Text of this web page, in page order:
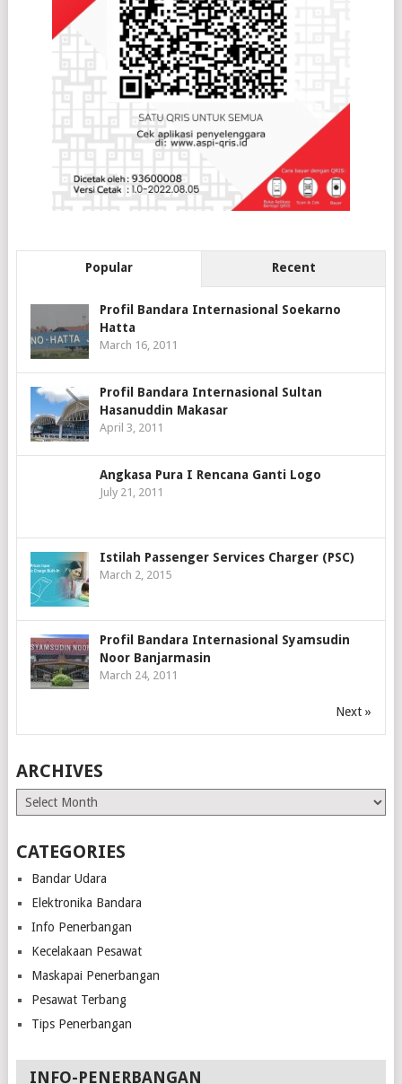
Popular Recent
Profil Bandara Internasional Soekarno
Hatta
March 16, 2011
Profil Bandara Internasional Sultan
Hasanuddin Makasar
April 3, 2011
Angkasa Pura I Rencana Ganti Logo
July 21, 2011
Istilah Passenger Services Charger (PSC)
March 2, 2015
Profil Bandara Internasional Syamsudin
Noor Banjarmasin
March 24, 2011
Next »
ARCHIVES
Archives
CATEGORIES
Bandar Udara
Elektronika Bandara
Info Penerbangan
Kecelakaan Pesawat
Maskapai Penerbangan
Pesawat Terbang
Tips Penerbangan
INFO-PENERBANGAN